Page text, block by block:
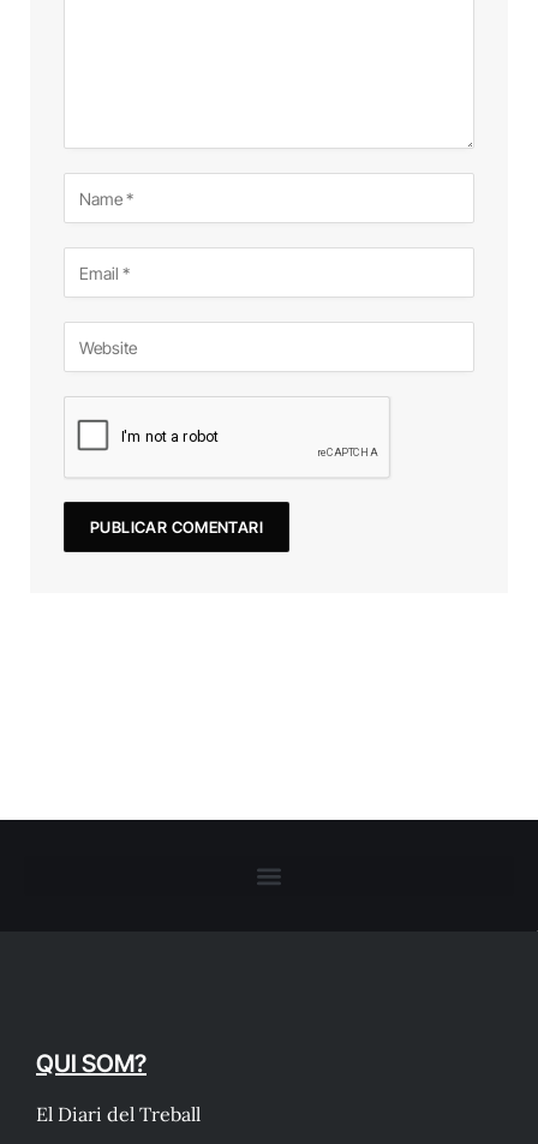
QUI SOM?
El Diari del Treball